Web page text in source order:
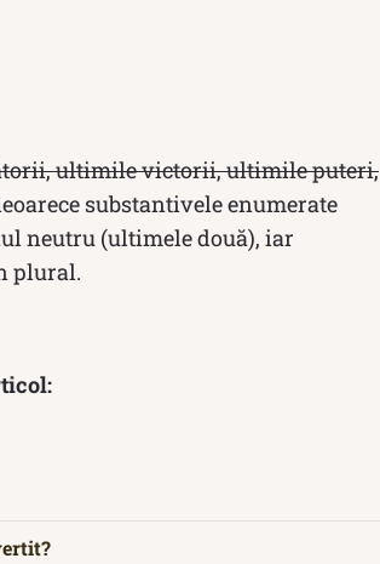
ultimile victorii, ultimile puteri,
substantivele enumerate
neutru (ultimele două), iar
plural.